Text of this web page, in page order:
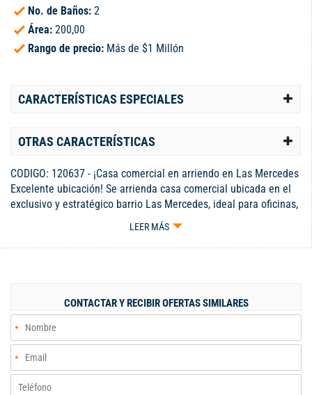
No. de Baños: 2
Área: 200,00
Rango de precio: Más de $1 Millón
CARACTERÍSTICAS ESPECIALES
OTRAS CARACTERÍSTICAS
CODIGO: 120637 - ¡Casa comercial en arriendo en Las Mercedes
Excelente ubicación! Se arrienda casa comercial ubicada en el
exclusivo y estratégico barrio Las Mercedes, ideal para oficinas,
consultorios, coworking o negocios que requieran una excelente
total de 200 m² y 120 m² construidos, distribuidos de forma
eventos, y un garaje cubierto que brinda seguridad y
comodidad. Situada en una zona de alto tráfico y rodeada de
servicios, esta casa ofrece una ubicación inmejorable para
posicionar tu negocio. Para mayor información, por favor
contactar los siguientes numero: 318 5167252 - 316 4315263
Código interno: 120637
LEER MÁS
CONTACTAR Y RECIBIR OFERTAS SIMILARES